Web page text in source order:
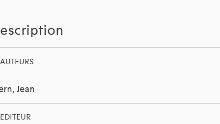
AUTEURS
Jean
EDITEUR